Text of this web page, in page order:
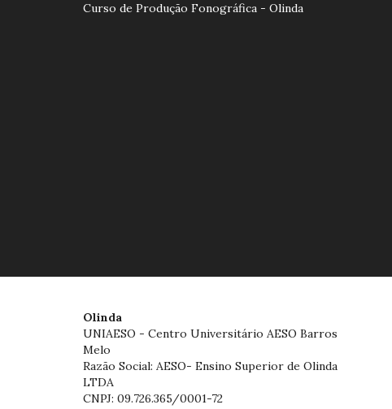
Curso de Produção Fonográfica - Olinda
Olinda
UNIAESO - Centro Universitário AESO Barros
Melo
Razão Social: AESO- Ensino Superior de Olinda
LTDA
CNPJ: 09.726.365/0001-72